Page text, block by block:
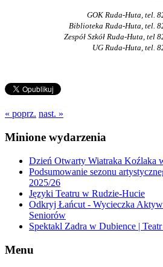
GOK Ruda-Huta, tel.
Biblioteka Ruda-Huta, tel.
Zespół Szkół Ruda-Huta, tel
UG Ruda-Huta, tel.
« poprz. nast. »
Minione wydarzenia
Dzień Otwarty Wiatraka Koźlaka
Podsumowanie sezonu
2025/26
Języki Teatru w Rudzie-Hucie
Odkryj Łańcut - Wycieczka
Seniorów
Spektakl Zadra w Dubience |
Menu